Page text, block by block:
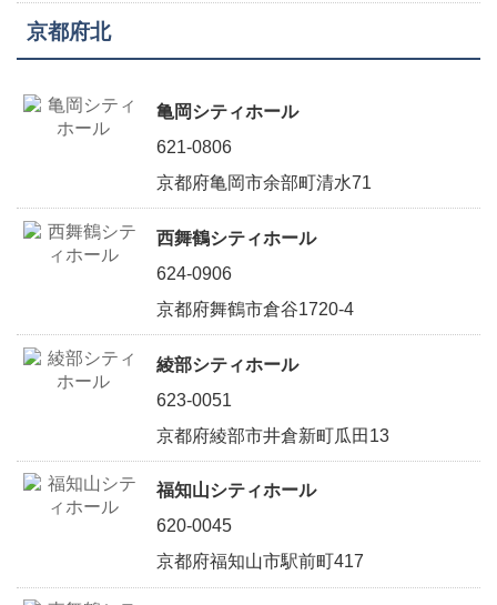
京都府北
亀岡シティホール
621-0806
京都府亀岡市余部町清水71
西舞鶴シティホール
624-0906
京都府舞鶴市倉谷1720-4
綾部シティホール
623-0051
京都府綾部市井倉新町瓜田13
福知山シティホール
620-0045
京都府福知山市駅前町417